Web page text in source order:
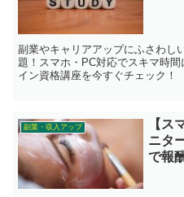
副業やキャリアアップにふさわし
題！スマホ・PC対応でスキマ時
イン資格講座を今すぐチェック！
副業・収入アップ
【ス
ニタ
で報